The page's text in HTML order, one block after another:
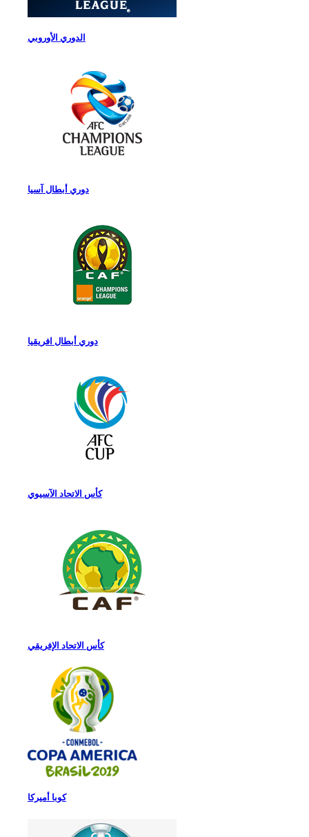
الدوري الأوروبي
دوري أبطال آسيا
دوري أبطال افريقيا
كأس الاتحاد الآسيوي
كأس الاتحاد الإفريقي
كوبا أميركا